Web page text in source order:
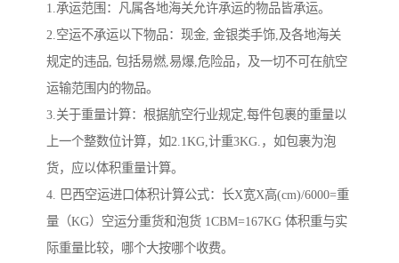
1.承运范围：凡属各地海关允许承运的物品皆承运。
2.空运不承运以下物品：现金, 金银类手饰,及各地海关
规定的违品, 包括易燃,易爆,危险品，及一切不可在航空
运输范围内的物品。
3.关于重量计算：根据航空行业规定,每件包裹的重量以
上一个整数位计算，如2.1KG,计重3KG.，如包裹为泡
货，应以体积重量计算。
4. 巴西空运进口体积计算公式：长X宽X高(cm)/6000=重
量（KG）空运分重货和泡货 1CBM=167KG 体积重与实
际重量比较，哪个大按哪个收费。